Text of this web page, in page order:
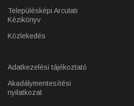
Településképi Arculati
Kézikönyv
Közlekedés
Adatkezelési tájékoztató
Akadálymentesítési
nyilatkozat